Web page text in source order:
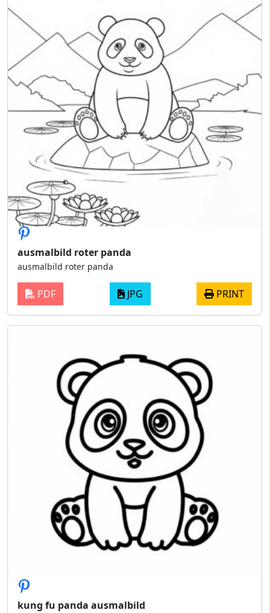
ausmalbild roter panda
ausmalbild roter panda
PDF JPG PRINT
kung fu panda ausmalbild